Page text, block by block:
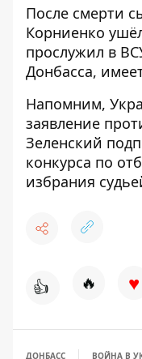
После смерти
Корниенко
прослужил в
Донбасса,
Напомним,
заявление
Зеленский
конкурса по
избрания
👍 🔥 ♥
ДОНБАСС ВОЙНА В